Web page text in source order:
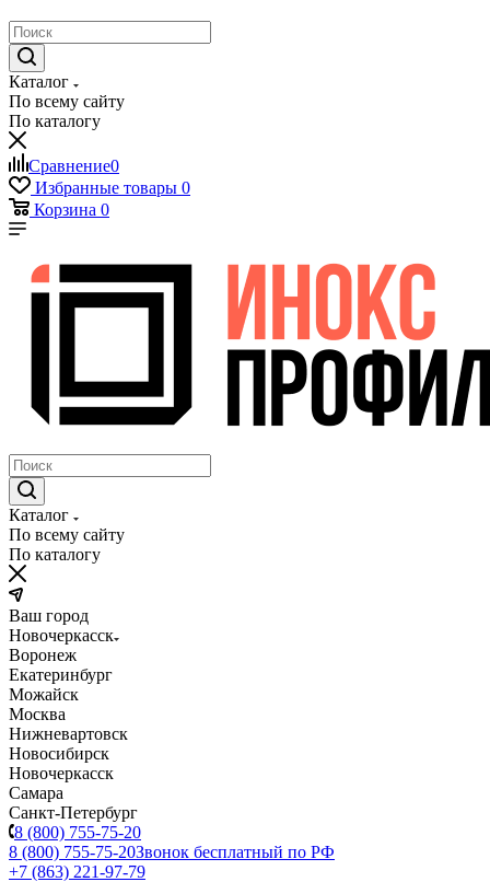
Каталог
По всему сайту
По каталогу
Сравнение0
Избранные товары 0
Корзина 0
Каталог
По всему сайту
По каталогу
Ваш город
Новочеркасск
Воронеж
Екатеринбург
Можайск
Москва
Нижневартовск
Новосибирск
Новочеркасск
Самара
Санкт-Петербург
8 (800) 755-75-20
8 (800) 755-75-20Звонок бесплатный по РФ
+7 (863) 221-97-79